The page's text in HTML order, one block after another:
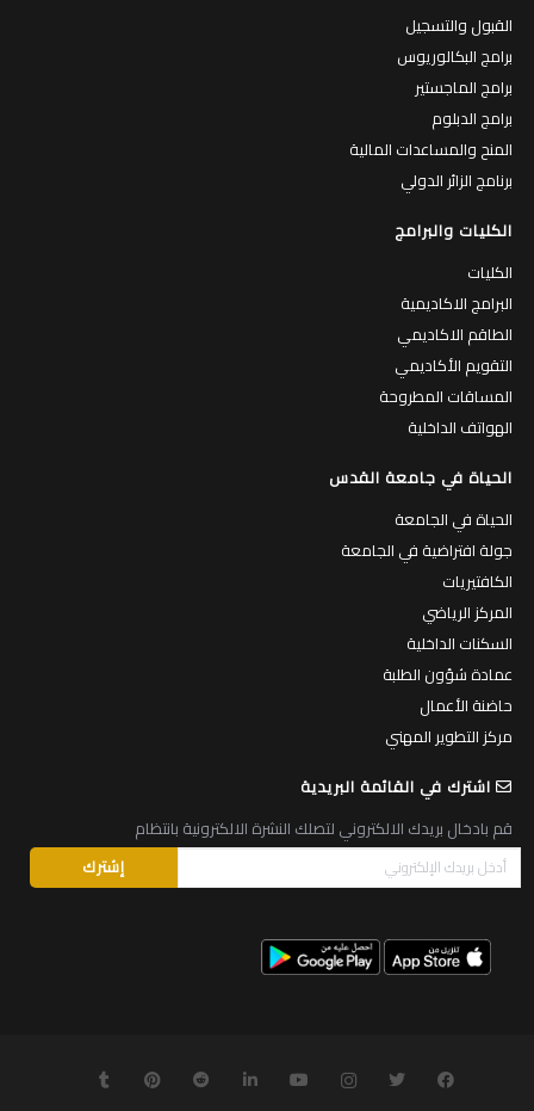
القبول والتسجيل
برامج البكالوريوس
برامج الماجستير
برامج الدبلوم
المنح والمساعدات المالية
برنامج الزائر الدولي
الكليات والبرامج
الكليات
البرامج الاكاديمية
الطاقم الاكاديمي
التقويم الأكاديمي
المساقات المطروحة
الهواتف الداخلية
الحياة في جامعة القدس
الحياة في الجامعة
جولة افتراضية في الجامعة
الكافتيريات
المركز الرياضي
السكنات الداخلية
عمادة شؤون الطلبة
حاضنة الأعمال
مركز التطوير المهني
اشترك في القائمة البريدية
قم بادخال بريدك الالكتروني لتصلك النشرة الالكترونية بانتظام